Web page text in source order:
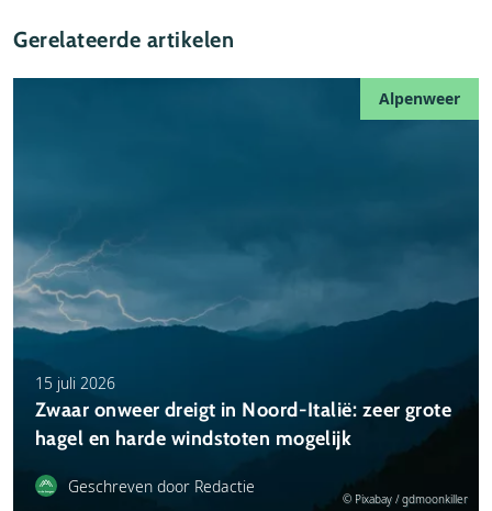
Gerelateerde artikelen
Alpenweer
© Pixabay / gdmoonkiller
15 juli 2026
Zwaar onweer dreigt in Noord-Italië: zeer grote
hagel en harde windstoten mogelijk
Geschreven door Redactie